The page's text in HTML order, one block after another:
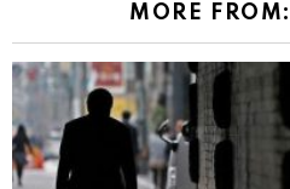
MORE FROM: